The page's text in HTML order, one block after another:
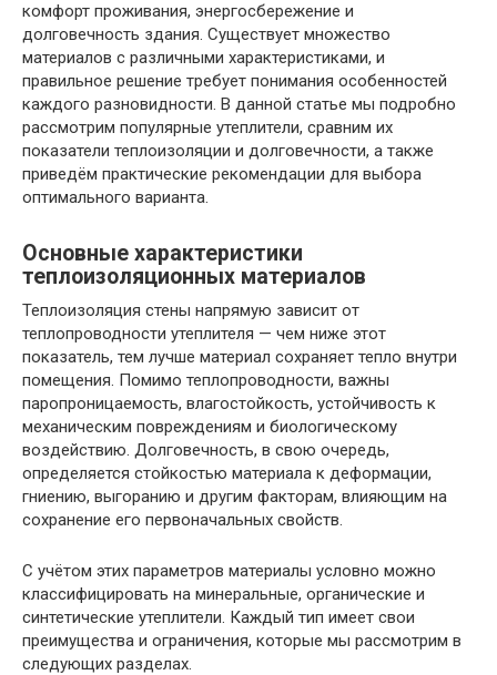
комфорт проживания, энергосбережение и
долговечность здания. Существует множество
материалов с различными характеристиками, и
правильное решение требует понимания особенностей
каждого разновидности. В данной статье мы подробно
рассмотрим популярные утеплители, сравним их
показатели теплоизоляции и долговечности, а также
приведём практические рекомендации для выбора
оптимального варианта.
Основные характеристики
теплоизоляционных материалов
Теплоизоляция стены напрямую зависит от
теплопроводности утеплителя — чем ниже этот
показатель, тем лучше материал сохраняет тепло внутри
помещения. Помимо теплопроводности, важны
паропроницаемость, влагостойкость, устойчивость к
механическим повреждениям и биологическому
воздействию. Долговечность, в свою очередь,
определяется стойкостью материала к деформации,
гниению, выгоранию и другим факторам, влияющим на
сохранение его первоначальных свойств.
С учётом этих параметров материалы условно можно
классифицировать на минеральные, органические и
синтетические утеплители. Каждый тип имеет свои
преимущества и ограничения, которые мы рассмотрим в
следующих разделах.